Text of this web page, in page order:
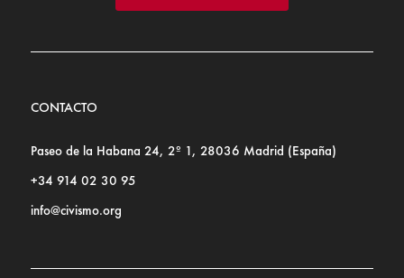
CONTACTO
Paseo de la Habana 24, 2º 1, 28036 Madrid (España)
+34 914 02 30 95
info@civismo.org